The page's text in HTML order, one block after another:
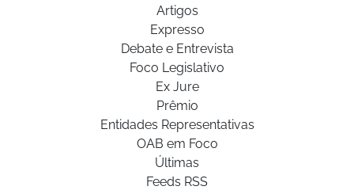
Artigos
Expresso
Debate e Entrevista
Foco Legislativo
Ex Jure
Prêmio
Entidades Representativas
OAB em Foco
Últimas
Feeds RSS